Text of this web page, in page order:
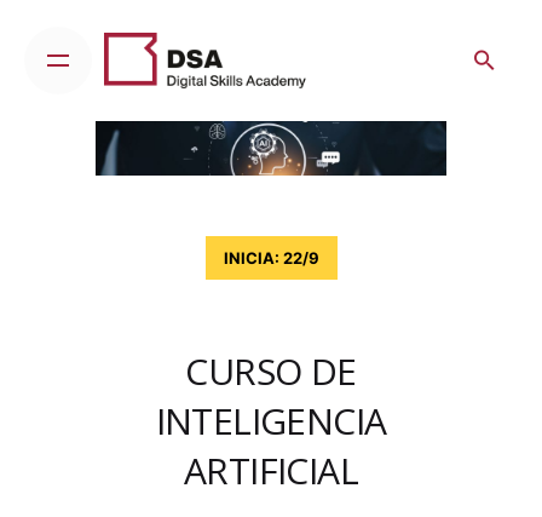
content
INICIA: 22/9
CURSO DE
INTELIGENCIA
ARTIFICIAL